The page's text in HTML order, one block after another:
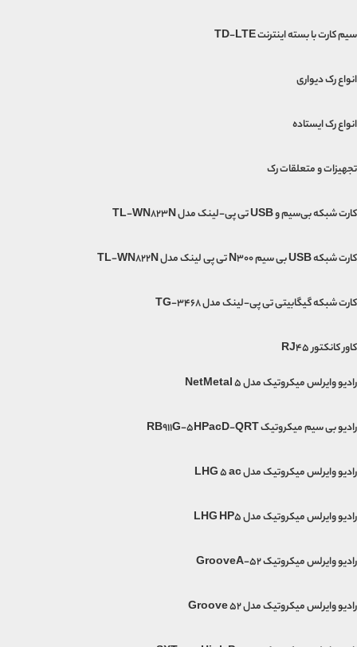
سیم کارت با بسته اینترنت TD-LTE
انواع رک دیواری
انواع رک ایستاده
تجهیزات و متعلقات رک
کارت شبکه بی‌سیم و USB تی پی-لینک مدل TL-WN823N
کارت شبکه USB بی‌ سیم N300 تی پی لینک مدل TL-WN822N
کارت شبکه گیگابیتی تی پی-لینک مدل TG-3468
کاور کانکتور RJ45
رادیو وایرلس میکروتیک مدل NetMetal 5
رادیو بی سیم میکروتیک RB911G-5HPacD-QRT
رادیو وایرلس میکروتیک مدل LHG 5 ac
رادیو وایرلس میکروتیک مدل LHG HP5
رادیو وایرلس میکروتیک GrooveA-52
رادیو وایرلس میکروتیک مدل Groove 52